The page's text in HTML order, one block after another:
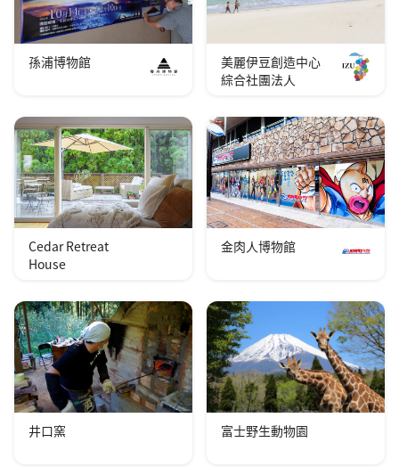
孫浦博物館
美麗伊豆創造中心
綜合社團法人
Cedar Retreat
House
金肉人博物館
井口窯 富士野生動物園